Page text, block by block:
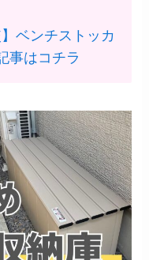
ベンチストッカ
事はコチラ